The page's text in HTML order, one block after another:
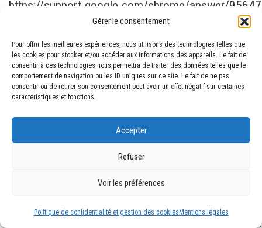
Gérer le consentement
Pour offrir les meilleures expériences, nous utilisons des technologies telles que
les cookies pour stocker et/ou accéder aux informations des appareils. Le fait de
consentir à ces technologies nous permettra de traiter des données telles que le
comportement de navigation ou les ID uniques sur ce site. Le fait de ne pas
consentir ou de retirer son consentement peut avoir un effet négatif sur certaines
caractéristiques et fonctions.
Accepter
Refuser
Voir les préférences
Politique de confidentialité et gestion des cookies Mentions légales
https://support.google.com/chrome/answer/
Firefox:https://support.mozilla.org/fr/kb/activer-
desactiver-cookies
Internet Explorer:
https://support.microsoft.com/fr-
fr/help/17442/windows-internet-explorer-delete-
https://help.opera.com/Windows/10.20/fr/